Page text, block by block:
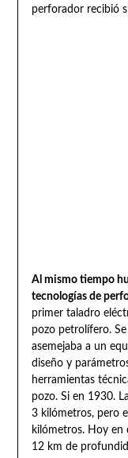
perforador recibió
Al mismo tiempo
tecnologías de
primer taladro
pozo petrolífero.
asemejaba a un
diseño y
herramientas
pozo. Si en 1930.
3 kilómetros, pero
kilómetros. Hoy en
12 km de